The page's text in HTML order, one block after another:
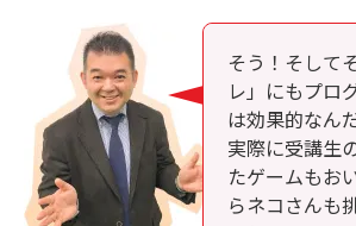
そう！そして
レ」にもプロ
は効果的なん
実際に受講生
たゲームもお
らネコさんも